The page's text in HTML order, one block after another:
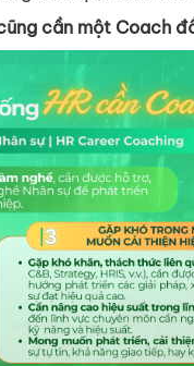
cần một Coach